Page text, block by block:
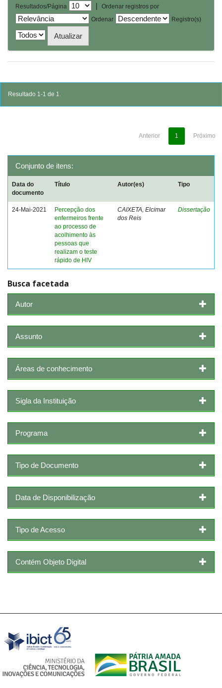
Resultados/Página |
Ordenar registros por
Ordenar
Registro(s)
Resultado 1-1 de 1.
Anterior 1 Próximo
Conjunto de itens:
Data do
documento
Título Autor(es) Tipo
24-Mai-2021
Percepção dos
enfermeiros frente
ao processo de
acolhimento às
pessoas que
realizam o teste
rápido de HIV
CAIXETA, Elcimar
dos Reis
Dissertação
Busca facetada
Autor
Assunto
Áreas de conhecimento
Sigla da Instituição
Programa
Tipo de Documento
Data de Disponibilização
Tipo de Acesso
Contém Objeto Digital